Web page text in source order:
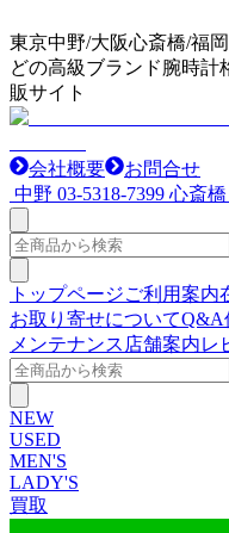
東京中野/大阪心斎橋/福
どの高級ブランド腕時計
販サイト
会社概要
お問合せ
中野 03-5318-7399 心斎橋
トップページご利用案内
お取り寄せについてQ&A
メンテナンス 店舗案内レ
NEW
USED
MEN'S
LADY'S
買取